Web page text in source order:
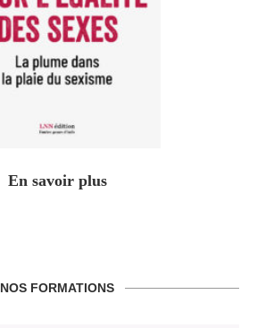
En savoir plus
NOS FORMATIONS